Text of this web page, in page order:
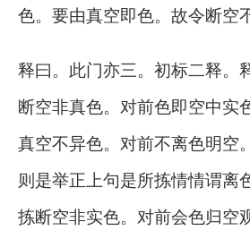
色。要由真空即色。故令断空
释曰。此门亦三。初标二释。
断空非真色。对前色即空中实
真空不异色。对前不离色明空
则是举正上句是所拣情情谓离
拣断空非实色。对前会色归空